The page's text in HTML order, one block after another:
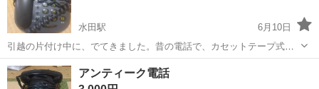
水田駅
6月10日
引越の片付け中に、でてきました。昔の電話で、カセットテープ式で
す。
香川 高松市 電話、ＦＡＸ
アンティーク電話